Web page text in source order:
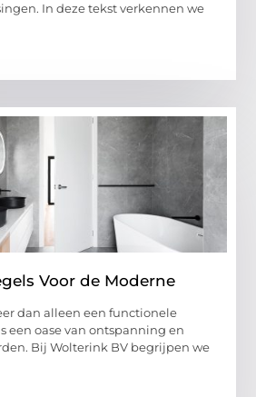
In deze tekst verkennen we
Voor de Moderne
dan alleen een functionele
een oase van ontspanning en
Bij Wolterink BV begrijpen we